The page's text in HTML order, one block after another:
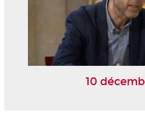
10